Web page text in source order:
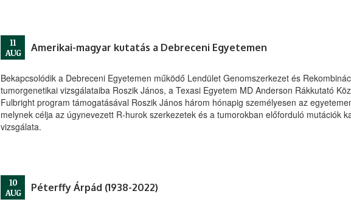
11
AUG
Amerikai-magyar kutatás a Debreceni Egyetemen
Bekapcsolódik a Debreceni Egyetemen működő Lendület Genomszerkezet és
tumorgenetikai vizsgálataiba Roszik János, a Texasi Egyetem MD Anderson Rákkutató
Fulbright program támogatásával Roszik János három hónapig személyesen az
melynek célja az úgynevezett R-hurok szerkezetek és a tumorokban előforduló mutációk
vizsgálata.
10
AUG
Péterffy Árpád (1938-2022)